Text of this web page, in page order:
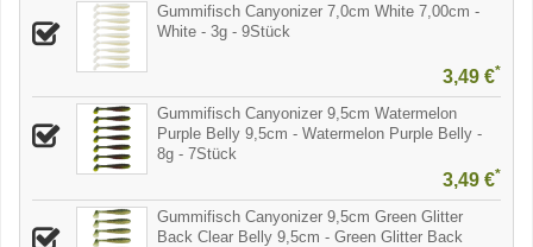
Gummifisch Canyonizer 7,0cm White 7,00cm -
White - 3g - 9Stück
3,49 €*
Gummifisch Canyonizer 9,5cm Watermelon
Purple Belly 9,5cm - Watermelon Purple Belly -
8g - 7Stück
3,49 €*
Gummifisch Canyonizer 9,5cm Green Glitter
Back Clear Belly 9,5cm - Green Glitter Back